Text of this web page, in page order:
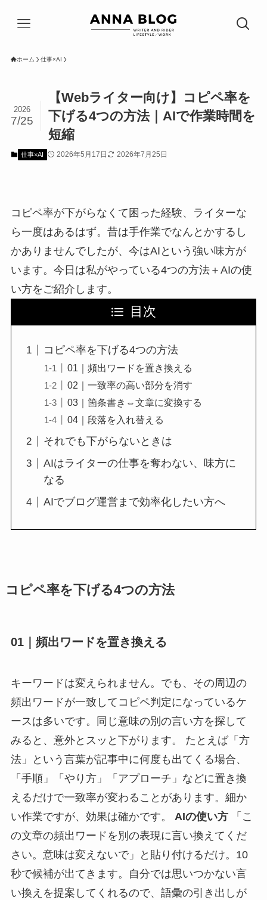
ホーム 仕事×AI
【Webライター向け】コピペ率を
下げる4つの方法｜AIで作業時間を
短縮
2026
7/25
仕事×AI 2026年5月17日 2026年7月25日
コピペ率が下がらなくて困った経験、ライターな
ら一度はあるはず。昔は手作業でなんとかするし
かありませんでしたが、今はAIという強い味方が
います。今日は私がやっている4つの方法＋AIの使
い方をご紹介します。
目次
コピペ率を下げる4つの方法
01｜頻出ワードを置き換える
02｜一致率の高い部分を消す
03｜箇条書き⇔文章に変換する
04｜段落を入れ替える
それでも下がらないときは
AIはライターの仕事を奪わない、味方に
なる
AIでブログ運営まで効率化したい方へ
コピペ率を下げる4つの方法
01｜頻出ワードを置き換える
キーワードは変えられません。でも、その周辺の
頻出ワードが一致してコピペ判定になっているケ
ースは多いです。同じ意味の別の言い方を探して
みると、意外とスッと下がります。 たとえば「方
法」という言葉が記事中に何度も出てくる場合、
「手順」「やり方」「アプローチ」などに置き換
えるだけで一致率が変わることがあります。細か
い作業ですが、効果は確かです。 AIの使い方「こ
の文章の頻出ワードを別の表現に言い換えてくだ
さい。意味は変えないで」と貼り付けるだけ。10
秒で候補が出てきます。自分では思いつかない言
い換えを提案してくれるので、語彙の引き出しが